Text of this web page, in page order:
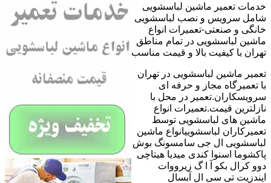
خدمات تعمیر ماشین لباسشویی
شامل سرویس و نصب لباسشویی
خانگی و صنعتی-تعمیرات انواع
ماشین لباسشویی در تمام مناطق
تهران با کیفیت بالا و قیمت مناسب
تعمیر ماشین لباسشویی در تهران
با تعمیرگاه مجاز و حرفه ای
سرویسکاران.تعمیر در محل با
نازلترین قیمت.تعمیرات انواع
ماشین های لباسشویی توسط
تعمیرکاران لباسشوییانواع ماشین
لباسشویی ال جی سامسونگ بوش
پاکشوما اسنوا کندی میدیا هیتاچی
دوو کرال بکو آ ا گ زیرووات
ایندزیت تی سی ال آبسال